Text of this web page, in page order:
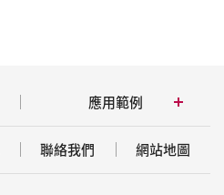
應用範例
聯絡我們 網站地圖